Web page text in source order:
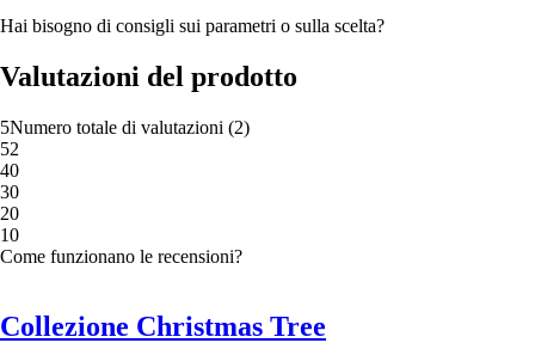
Hai bisogno di consigli sui parametri o sulla scelta?
Valutazioni del prodotto
5Numero totale di valutazioni (2)
52
40
30
20
10
Come funzionano le recensioni?
Collezione Christmas Tree